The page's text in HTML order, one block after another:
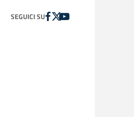
SEGUICI SUFACEBOOK
TWITTER
YOUTUBE